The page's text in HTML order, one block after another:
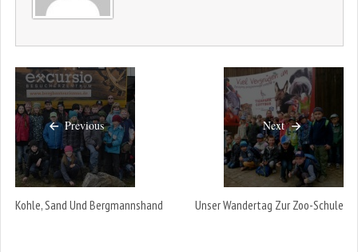
Previous
Kohle, Sand Und Bergmannshand
Next
Unser Wandertag Zur Zoo-Schule